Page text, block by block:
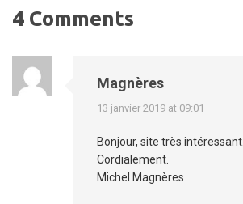
4 Comments
Magnères
13 janvier 2019 at 09:01
Bonjour, site très intéressant.
Cordialement.
Michel Magnères